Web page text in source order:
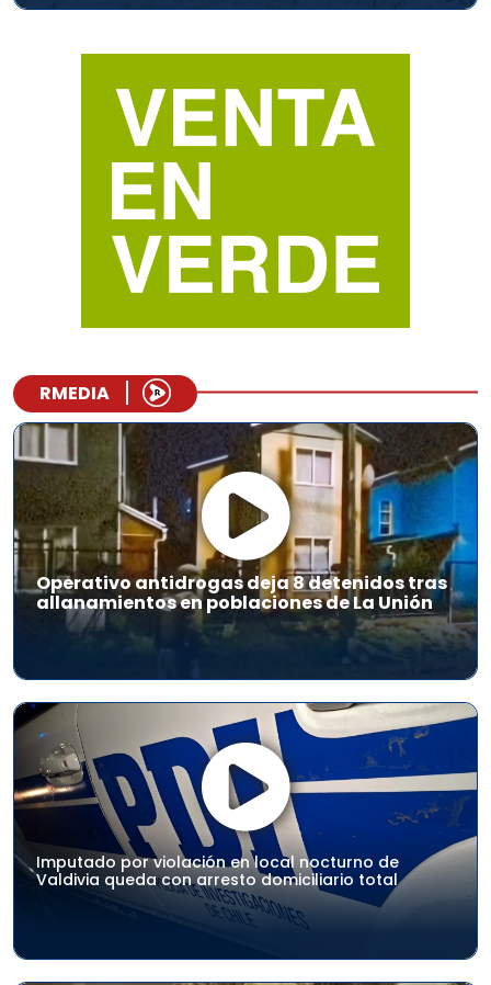
RMEDIA
Operativo antidrogas deja 8 detenidos tras
allanamientos en poblaciones de La Unión
Imputado por violación en local nocturno de
Valdivia queda con arresto domiciliario total